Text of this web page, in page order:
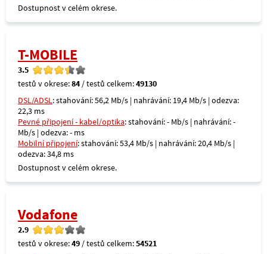
Dostupnost v celém okrese.
T-MOBILE
3.5
testů v okrese:84 / testů celkem:49130
DSL/ADSL: stahování: 56,2 Mb/s | nahrávání: 19,4 Mb/s | odezva:
22,3 ms
Pevné připojení - kabel/optika: stahování: - Mb/s | nahrávání: -
Mb/s | odezva: - ms
Mobilní připojení: stahování: 53,4 Mb/s | nahrávání: 20,4 Mb/s |
odezva: 34,8 ms
Dostupnost v celém okrese.
Vodafone
2.9
testů v okrese:49 / testů celkem:54521